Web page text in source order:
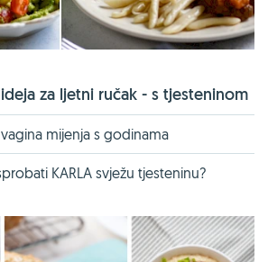
za ljetni ručak - s tjesteninom
mijenja s godinama
KARLA svježu tjesteninu?